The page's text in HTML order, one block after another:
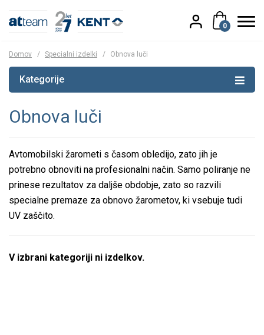
0
Domov / Specialni izdelki / Obnova luči
Kategorije
Obnova luči
Avtomobilski žarometi s časom obledijo, zato jih je
potrebno obnoviti na profesionalni način. Samo poliranje ne
prinese rezultatov za daljše obdobje, zato so razvili
specialne premaze za obnovo žarometov, ki vsebuje tudi
UV zaščito.
V izbrani kategoriji ni izdelkov.